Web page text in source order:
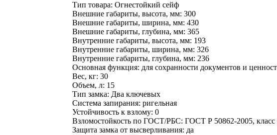
Тип товара: Огнестойкий сейф
Внешние габариты, высота, мм: 300
Внешние габариты, ширина, мм: 430
Внешние габариты, глубина, мм: 365
Внутренние габариты, высота, мм: 193
Внутренние габариты, ширина, мм: 326
Внутренние габариты, глубина, мм: 236
Основная функция: для сохранности документов и
Вес, кг: 30
Объем, л: 15
Тип замка: Два ключевых
Система запирания: ригельная
Устойчивость к взлому: 0
Взломостойкость по ГОСТ/РБС: ГОСТ Р 50862-2005, класс
Защита замка от высверливания: да